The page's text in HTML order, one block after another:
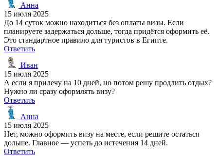
Анна
15 июля 2025
До 14 суток можно находиться без оплаты визы. Если
планируете задержаться дольше, тогда придётся оформить её.
Это стандартное правило для туристов в Египте.
Ответить
Иван
15 июля 2025
А если я прилечу на 10 дней, но потом решу продлить отдых?
Нужно ли сразу оформлять визу?
Ответить
Анна
15 июля 2025
Нет, можно оформить визу на месте, если решите остаться
дольше. Главное — успеть до истечения 14 дней.
Ответить